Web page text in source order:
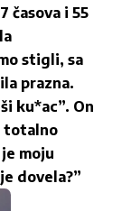
časova i 55
stigli, sa
prazna.
ku*ac”. On
totalno
moju
dovela?”